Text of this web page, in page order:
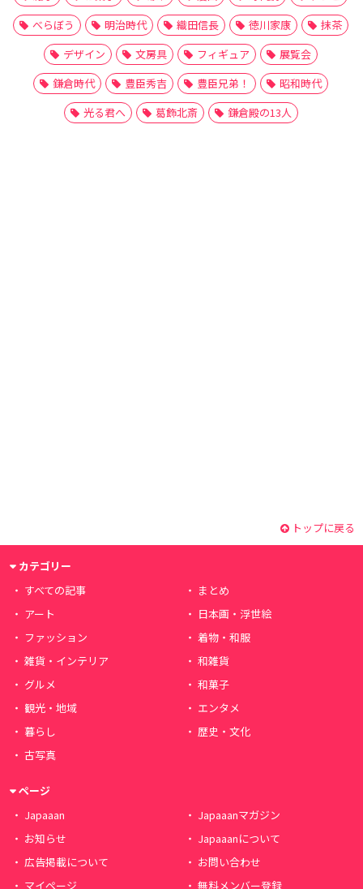
べらぼう
明治時代 織田信長 徳川家康
抹茶
デザイン
文房具 フィギュア
展覧会
鎌倉時代
豊臣秀吉 豊臣兄弟！
昭和時代
光る君へ
葛飾北斎 鎌倉殿の13人
トップに戻る
カテゴリー
すべての記事
まとめ
アート
日本画・浮世絵
ファッション
着物・和服
雑貨・インテリア
和雑貨
グルメ
和菓子
観光・地域
エンタメ
暮らし
歴史・文化
古写真
ページ
Japaaan
Japaaanマガジン
お知らせ
Japaaanについて
広告掲載について
お問い合わせ
マイページ
無料メンバー登録